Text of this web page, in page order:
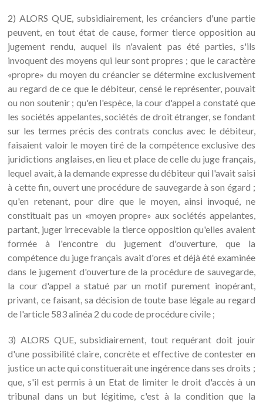
2) ALORS QUE, subsidiairement, les créanciers d'une partie
peuvent, en tout état de cause, former tierce opposition au
jugement rendu, auquel ils n'avaient pas été parties, s'ils
invoquent des moyens qui leur sont propres ; que le caractère
«propre» du moyen du créancier se détermine exclusivement
au regard de ce que le débiteur, censé le représenter, pouvait
ou non soutenir ; qu'en l'espèce, la cour d'appel a constaté que
les sociétés appelantes, sociétés de droit étranger, se fondant
sur les termes précis des contrats conclus avec le débiteur,
faisaient valoir le moyen tiré de la compétence exclusive des
juridictions anglaises, en lieu et place de celle du juge français,
lequel avait, à la demande expresse du débiteur qui l'avait saisi
à cette fin, ouvert une procédure de sauvegarde à son égard ;
qu'en retenant, pour dire que le moyen, ainsi invoqué, ne
constituait pas un «moyen propre» aux sociétés appelantes,
partant, juger irrecevable la tierce opposition qu'elles avaient
formée à l'encontre du jugement d'ouverture, que la
compétence du juge français avait d'ores et déjà été examinée
dans le jugement d'ouverture de la procédure de sauvegarde,
la cour d'appel a statué par un motif purement inopérant,
privant, ce faisant, sa décision de toute base légale au regard
de l'article 583 alinéa 2 du code de procédure civile ;
3) ALORS QUE, subsidiairement, tout requérant doit jouir
d'une possibilité claire, concrète et effective de contester en
justice un acte qui constituerait une ingérence dans ses droits ;
que, s'il est permis à un Etat de limiter le droit d'accès à un
tribunal dans un but légitime, c'est à la condition que la